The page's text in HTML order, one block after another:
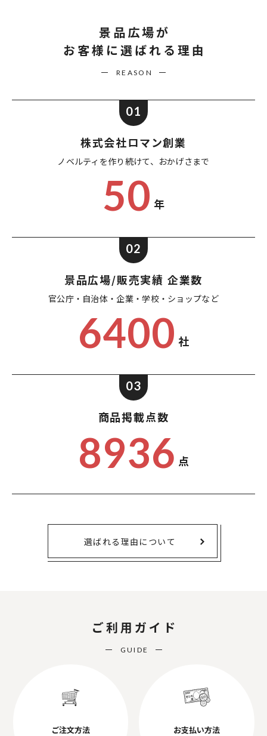
景品広場が
お客様に選ばれる理由
REASON
01
株式会社ロマン創業
ノベルティを作り続けて、 おかげさまで
50 年
02
景品広場/販売実績 企業数
官公庁・自治体・企業・学校・ショップなど
6400 社
03
商品掲載点数
8936 点
選ばれる理由について
ご利用ガイド
GUIDE
ご注文方法 お支払い方法